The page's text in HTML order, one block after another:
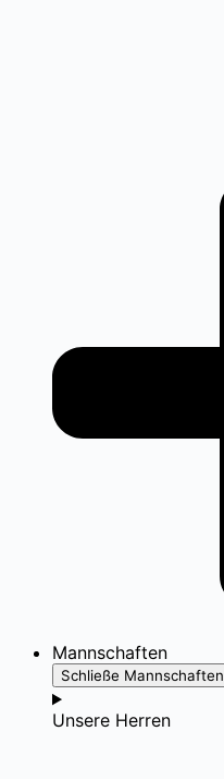
Mannschaften
Schließe Mannschaften
Unsere Herren